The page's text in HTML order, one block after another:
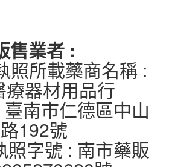
售業者 :
照所載藥商名稱 :
療器材用品行
南市仁德區中山
路192號
照字號 : 南市藥販